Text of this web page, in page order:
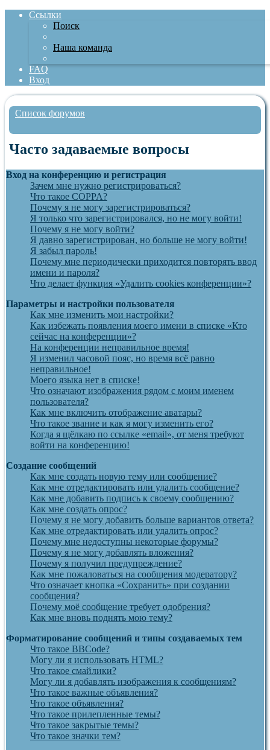
Ссылки
Поиск
Наша команда
FAQ
Вход
Список форумов
Часто задаваемые вопросы
Вход на конференцию и регистрация
Зачем мне нужно регистрироваться?
Что такое COPPA?
Почему я не могу зарегистрироваться?
Я только что зарегистрировался, но не могу войти!
Почему я не могу войти?
Я давно зарегистрирован, но больше не могу войти!
Я забыл пароль!
Почему мне периодически приходится повторять ввод
имени и пароля?
Что делает функция «Удалить cookies конференции»?
Параметры и настройки пользователя
Как мне изменить мои настройки?
Как избежать появления моего имени в списке «Кто
сейчас на конференции»?
На конференции неправильное время!
Я изменил часовой пояс, но время всё равно
неправильное!
Моего языка нет в списке!
Что означают изображения рядом с моим именем
пользователя?
Как мне включить отображение аватары?
Что такое звание и как я могу изменить его?
Когда я щёлкаю по ссылке «email», от меня требуют
войти на конференцию!
Создание сообщений
Как мне создать новую тему или сообщение?
Как мне отредактировать или удалить сообщение?
Как мне добавить подпись к своему сообщению?
Как мне создать опрос?
Почему я не могу добавить больше вариантов ответа?
Как мне отредактировать или удалить опрос?
Почему мне недоступны некоторые форумы?
Почему я не могу добавлять вложения?
Почему я получил предупреждение?
Как мне пожаловаться на сообщения модератору?
Что означает кнопка «Сохранить» при создании
сообщения?
Почему моё сообщение требует одобрения?
Как мне вновь поднять мою тему?
Форматирование сообщений и типы создаваемых тем
Что такое BBCode?
Могу ли я использовать HTML?
Что такое смайлики?
Могу ли я добавлять изображения к сообщениям?
Что такое важные объявления?
Что такое объявления?
Что такое прилепленные темы?
Что такое закрытые темы?
Что такое значки тем?